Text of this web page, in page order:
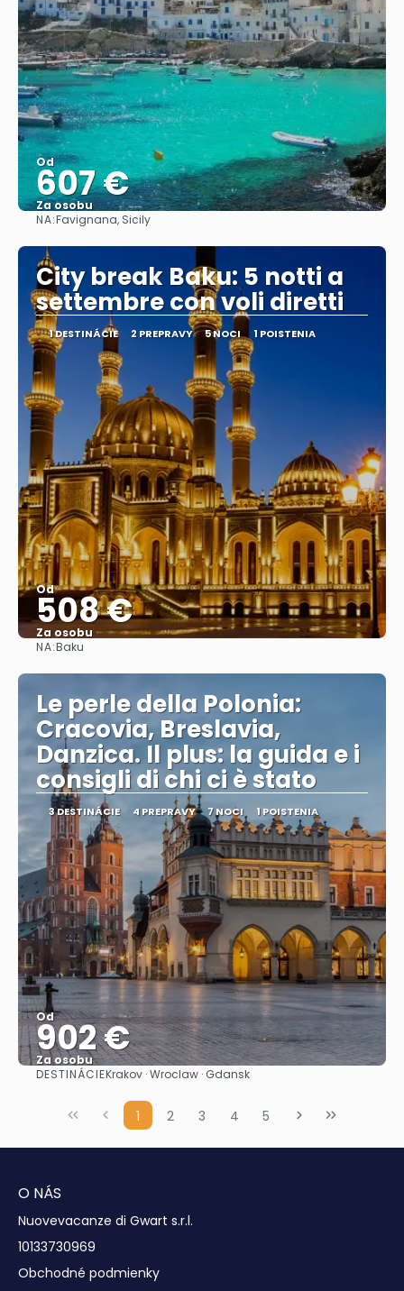
Od
607 €
Za osobu
NA:Favignana, Sicily
City break Baku: 5 notti a
settembre con voli diretti
1 DESTINÁCIE 2 PREPRAVY 5 NOCI 1 POISTENIA
Od
508 €
Za osobu
NA:Baku
Le perle della Polonia:
Cracovia, Breslavia,
Danzica. Il plus: la guida e i
consigli di chi ci è stato
3 DESTINÁCIE 4 PREPRAVY 7 NOCI 1 POISTENIA
Od
902 €
Za osobu
Pozrieť sa
DESTINÁCIEKrakov · Wroclaw · Gdansk
1 2 3 4 5
O NÁS
Nuovevacanze di Gwart s.r.l.
10133730969
Obchodné podmienky